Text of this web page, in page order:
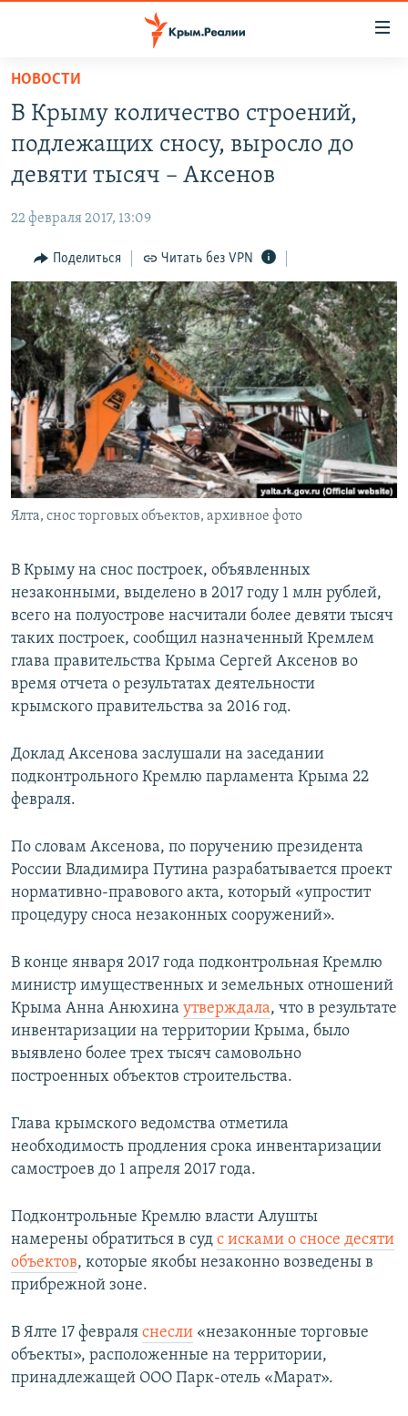
Вернуться
основному
содержанию
главной
навигации
Вернутся
поиску
СПЕЦПРОЕКТЫ
11 ЛЕТ ОККУПАЦИИ КРЫМА. 11 ИСТОРИЙ СОПРОТИВЛЕНИЯ
ЕЩЕ
ИНТЕРАКТИВ
ИНФОГРАФИКА
ТЕЛЕПРОЕКТ КРЫМ.РЕАЛИИ
СОВЕТЫ ПРАВОЗАЩИТНИКОВ
ПРОПАВШИЕ БЕЗ ВЕСТИ
ПОБЕДИТЕЛЕЙ НЕ СУДЯТ?
КРЫМ.НЕПОКОРЕННЫЙ
ELIFBE
УКРАИНСКАЯ ПРОБЛЕМА КРЫМА
РАДІО СВОБОДА
КАК ОБОЙТИ БЛОКИРОВКУ
Українською
Qırımtatar
ПРИСОЕДИНЯЙТЕСЬ!
НОВОСТИ
В Крыму количество строений,
подлежащих сносу, выросло до
девяти тысяч – Аксенов
22 февраля 2017, 13:09
Поделиться Читать без VPN
Ялта, снос торговых объектов, архивное фото
В Крыму на снос построек, объявленных
незаконными, выделено в 2017 году 1 млн рублей,
всего на полуострове насчитали более девяти тысяч
таких построек, сообщил назначенный Кремлем
глава правительства Крыма Сергей Аксенов во
время отчета о результатах деятельности
крымского правительства за 2016 год.
Доклад Аксенова заслушали на заседании
подконтрольного Кремлю парламента Крыма 22
февраля.
По словам Аксенова, по поручению президента
России Владимира Путина разрабатывается проект
нормативно-правового акта, который «упростит
процедуру сноса незаконных сооружений».
В конце января 2017 года подконтрольная Кремлю
министр имущественных и земельных отношений
Крыма Анна Анюхина утверждала, что в результате
инвентаризации на территории Крыма, было
выявлено более трех тысяч самовольно
построенных объектов строительства.
Глава крымского ведомства отметила
необходимость продления срока инвентаризации
самостроев до 1 апреля 2017 года.
Подконтрольные Кремлю власти Алушты
намерены обратиться в суд с исками о сносе десяти
объектов, которые якобы незаконно возведены в
прибрежной зоне.
В Ялте 17 февраля снесли «незаконные торговые
объекты», расположенные на территории,
принадлежащей ООО Парк-отель «Марат».